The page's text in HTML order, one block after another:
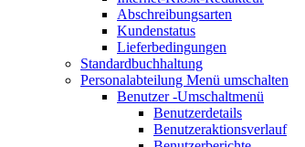
Abschreibungsarten
Kundenstatus
Lieferbedingungen
Standardbuchhaltung
Personalabteilung Menü umschalten
Benutzer-Umschaltmenü
Benutzerdetails
Benutzeraktionsverlauf